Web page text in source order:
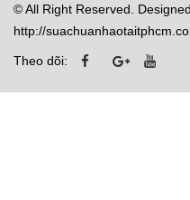
© All Right Reserved.
http://
Theo dõi: